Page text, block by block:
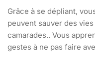
Grâce à se dépliant,
peuvent sauver des
camarades.. Vous
gestes à ne pas faire